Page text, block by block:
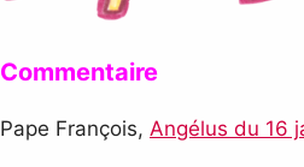
Commentaire
Pape François, Angélus du 16